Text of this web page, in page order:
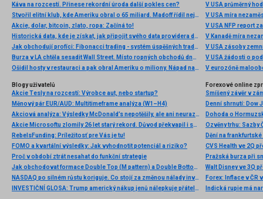
Káva na rozcestí. Přinese rekordní úroda další pokles cen?
Stvořil elitní klub, kde Ameriku obral o 65 miliard. Madoff řídil největší Ponzi dějin
Akcie, dolar, bitcoin, zlato, ropa: Začíná to!
Historická data, kde je získat, jak připojit svého data providera do MultiCharts a proč je budeme potřebovat? (4. díl)
Jak obchodují profíci: Fibonacci trading - systém úspěšných traderů
Burza v LA chtěla sesadit Wall Street. Místo ropných obchodů dnes místem duní basy
Ošidil hosty v restauraci a pak obral Ameriku o miliony. Nápad na obří podvod dostal Ponzi náhodou
V USA průměrný
V USA míra
V USA NFP report
V Kanadě míra
V USA zásoby
V USA žádosti o
V eurozóně
Blogy uživatelů
Akcie Tesly na rozcestí: Výrobce aut, nebo startup?
Měnový pár EUR/AUD: Multitimeframe analýza (W1–H4)
Akciová analýza: Výsledky McDonald’s nepotěšily, ale ani neurazily. Jakou vizi společnost prezentovala?
Akcie Microsoftu zlomily 26 let starý rekord. Důvod překvapil i samotné investory
RebelsFunding: Príležitosť pre Vás je tu!
FOMO a kvartální výsledky: Jak vyhodnotit potenciál a riziko?
Proč v období ztrát nesahat do funkční strategie
Jak obchodovat formace Double Top (M pattern) a Double Bottom (W pattern)
NASDAQ po silném růstu koriguje. Co stojí za změnou nálady investorů?
INVESTIČNÍ GLOSA: Trump americký nákup jenů nálepkuje přátelstvím. Pravda je jinde
Forexové online
Smíšený závěr v
Dohoda o
Pražská burza při